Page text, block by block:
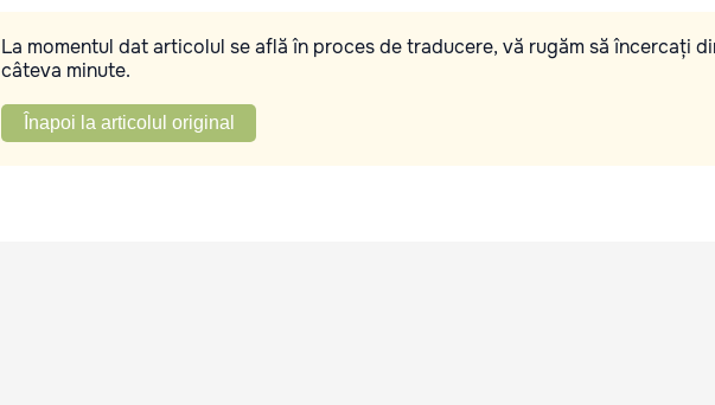
La momentul dat articolul se află în proces de traducere, vă rugăm să încercați
câteva minute.
Înapoi la articolul original